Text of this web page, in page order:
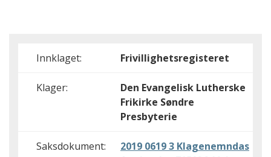
Innklaget: Frivillighetsregisteret
Klager:
Den Evangelisk Lutherske
Frikirke Søndre
Presbyterie
Saksdokument:
2019 0619 3 Klagenemndas